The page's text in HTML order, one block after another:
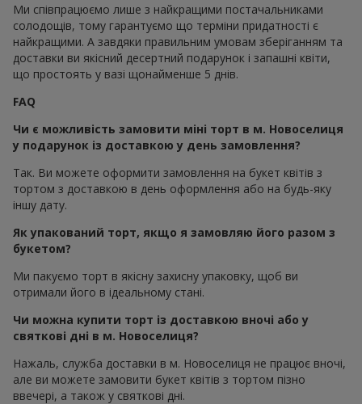
Ми співпрацюємо лише з найкращими постачальниками
солодощів, тому гарантуємо що терміни придатності є
найкращими. А завдяки правильним умовам зберіганням та
доставки ви якісний десертний подарунок і запашні квіти,
що простоять у вазі щонайменше 5 днів.
FAQ
Чи є можливість замовити міні торт в м. Новоселиця
у подарунок із доставкою у день замовлення?
Так. Ви можете оформити замовлення на букет квітів з
тортом з доставкою в день оформлення або на будь-яку
іншу дату.
Як упакований торт, якщо я замовляю його разом з
букетом?
Ми пакуємо торт в якісну захисну упаковку, щоб ви
отримали його в ідеальному стані.
Чи можна купити торт із доставкою вночі або у
святкові дні в м. Новоселиця?
Нажаль, служба доставки в м. Новоселиця не працює вночі,
але ви можете замовити букет квітів з тортом пізно
ввечері, а також у святкові дні.